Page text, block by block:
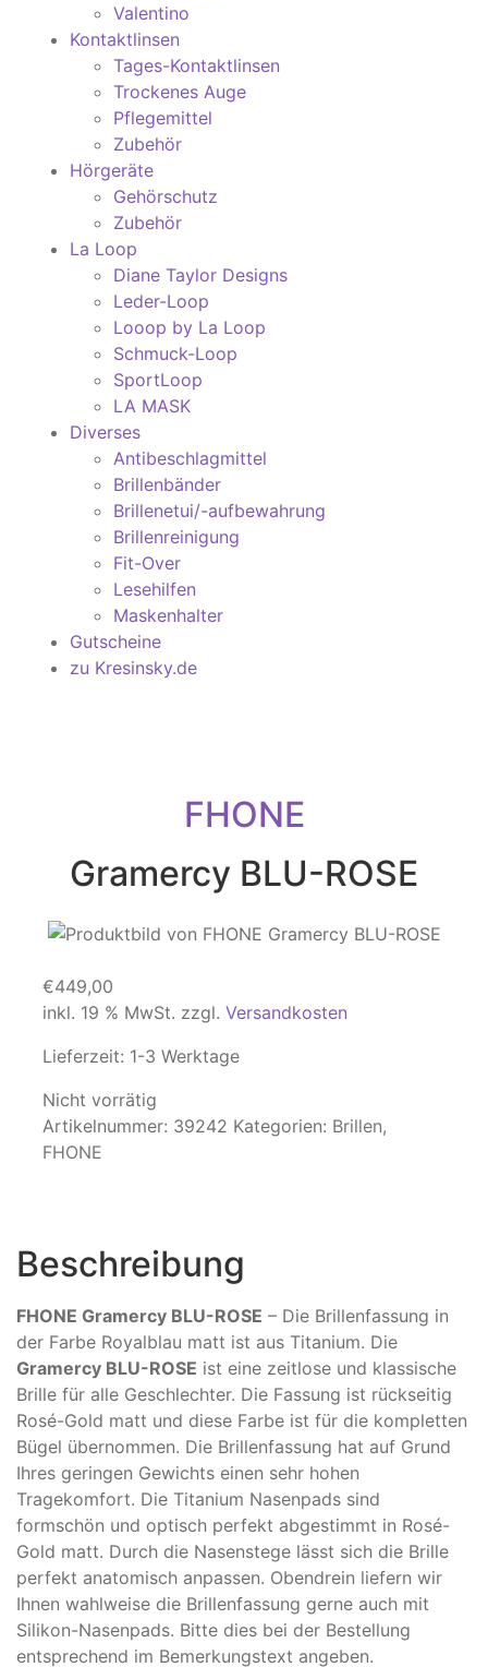
Valentino
Kontaktlinsen
Tages-Kontaktlinsen
Trockenes Auge
Pflegemittel
Zubehör
Hörgeräte
Gehörschutz
Zubehör
La Loop
Diane Taylor Designs
Leder-Loop
Looop by La Loop
Schmuck-Loop
SportLoop
LA MASK
Diverses
Antibeschlagmittel
Brillenbänder
Brillenetui/-aufbewahrung
Brillenreinigung
Fit-Over
Lesehilfen
Maskenhalter
Gutscheine
zu Kresinsky.de
FHONE
Gramercy BLU-ROSE
€449,00
inkl. 19 % MwSt. zzgl. Versandkosten
Lieferzeit: 1-3 Werktage
Nicht vorrätig
Artikelnummer: 39242 Kategorien: Brillen,
FHONE
Beschreibung
FHONE Gramercy BLU-ROSE – Die Brillenfassung in
der Farbe Royalblau matt ist aus Titanium. Die
Gramercy BLU-ROSE ist eine zeitlose und klassische
Brille für alle Geschlechter. Die Fassung ist rückseitig
Rosé-Gold matt und diese Farbe ist für die kompletten
Bügel übernommen. Die Brillenfassung hat auf Grund
Ihres geringen Gewichts einen sehr hohen
Tragekomfort. Die Titanium Nasenpads sind
formschön und optisch perfekt abgestimmt in Rosé-
Gold matt. Durch die Nasenstege lässt sich die Brille
perfekt anatomisch anpassen. Obendrein liefern wir
Ihnen wahlweise die Brillenfassung gerne auch mit
Silikon-Nasenpads. Bitte dies bei der Bestellung
entsprechend im Bemerkungstext angeben.